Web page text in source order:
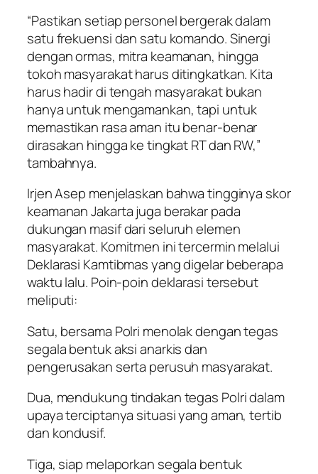
“Pastikan setiap personel bergerak dalam
satu frekuensi dan satu komando. Sinergi
dengan ormas, mitra keamanan, hingga
tokoh masyarakat harus ditingkatkan. Kita
harus hadir di tengah masyarakat bukan
hanya untuk mengamankan, tapi untuk
memastikan rasa aman itu benar-benar
dirasakan hingga ke tingkat RT dan RW,”
tambahnya.
Irjen Asep menjelaskan bahwa tingginya skor
keamanan Jakarta juga berakar pada
dukungan masif dari seluruh elemen
masyarakat. Komitmen ini tercermin melalui
Deklarasi Kamtibmas yang digelar beberapa
waktu lalu. Poin-poin deklarasi tersebut
meliputi:
Satu, bersama Polri menolak dengan tegas
segala bentuk aksi anarkis dan
pengerusakan serta perusuh masyarakat.
Dua, mendukung tindakan tegas Polri dalam
upaya terciptanya situasi yang aman, tertib
dan kondusif.
Tiga, siap melaporkan segala bentuk